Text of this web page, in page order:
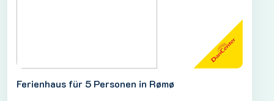
Ferienhaus für 5 Personen in Rømø